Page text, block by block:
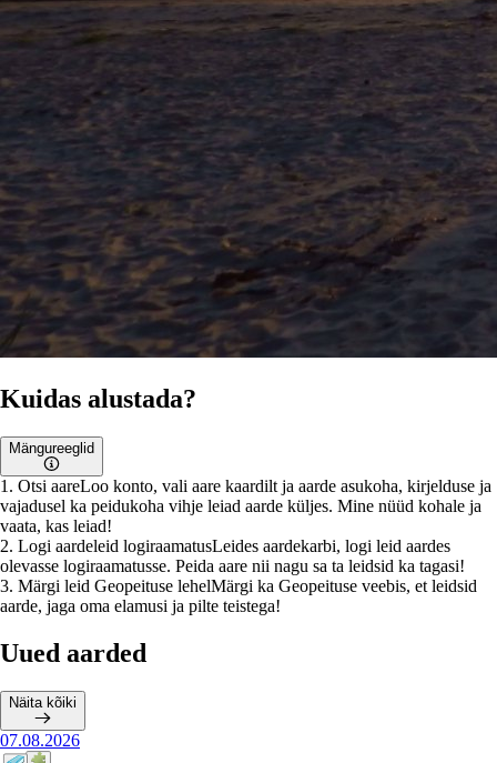
Kuidas alustada?
Mängureeglid
1 . Otsi aareLoo konto, vali aare kaardilt ja aarde asukoha, kirjelduse ja
vajadusel ka peidukoha vihje leiad aarde küljes. Mine nüüd kohale ja
vaata, kas leiad!
2. Logi aardeleid logiraamatusLeides aardekarbi, logi leid aardes
olevasse logiraamatusse. Peida aare nii nagu sa ta leidsid ka tagasi!
3. Märgi leid Geopeituse lehelMärgi ka Geopeituse veebis, et leidsid
aarde, jaga oma elamusi ja pilte teistega!
Uued aarded
Näita kõiki
07.08.2026